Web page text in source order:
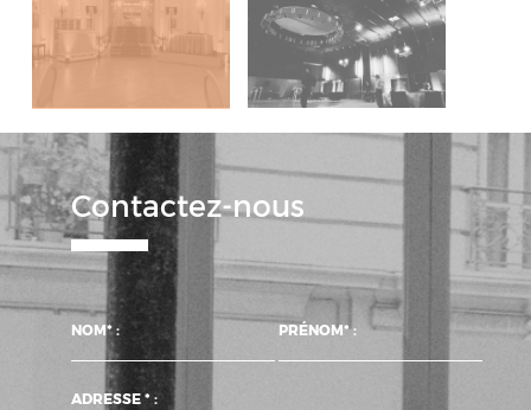
Contactez-nous
NOM* : PRÉNOM* :
ADRESSE * :